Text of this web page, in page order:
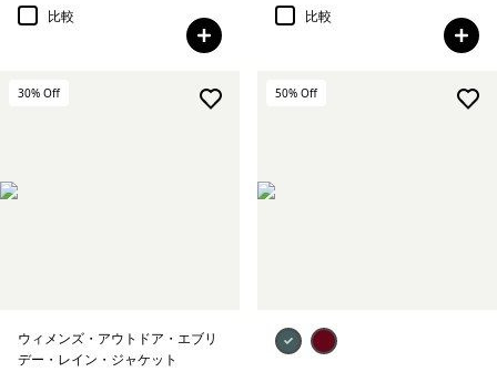
比較
比較
30% Off
ウィメンズ・アウトドア・エブリ
デー・レイン・ジャケット
50% Off